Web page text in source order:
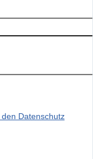
Datenschutz